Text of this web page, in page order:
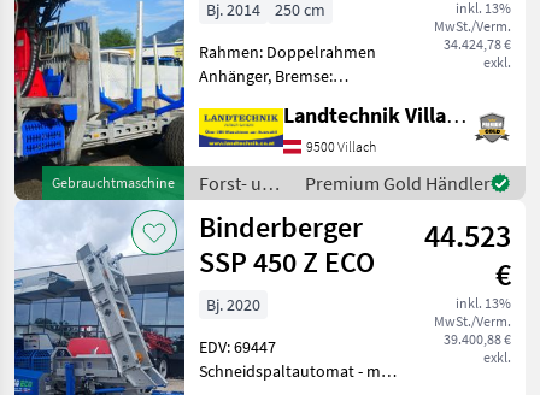
Gebrauchtmaschine
inkl. 13%
MwSt./Verm.
34.424,78 €
exkl.
Bj. 2014
250 cm
Rahmen: Doppelrahmen
Anhänger, Bremse:
Rungenpaare: 3
Rungenpaare,
Kransteuerung:
Kreuzhebelsteuerung,
Triebachsen: 2 Achsen,
Bauartgeschwindigkeit
(km/h
Landtechnik Villach GmbH
9500 Villach
Forst- und
Holztechnik
/
Binderberger
Premium Gold Händler
Binderberger
SSP 450 Z ECO
44.523
€
inkl. 13%
MwSt./Verm.
39.400,88 €
exkl.
Bj. 2020
EDV: 69447
Schneidspaltautomat - mit